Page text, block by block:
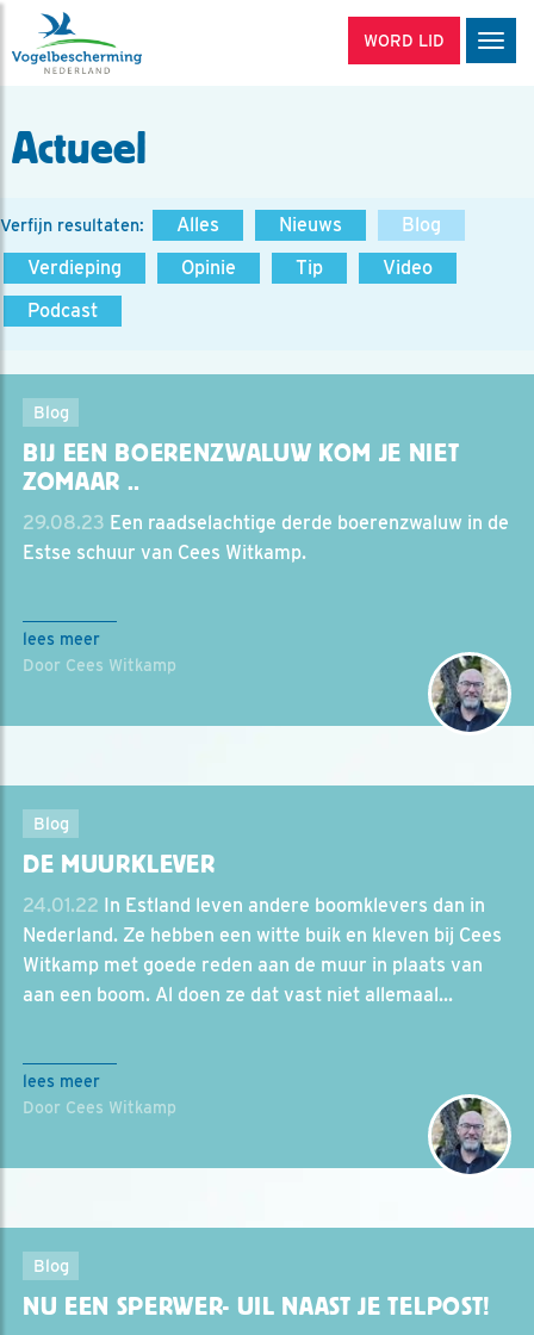
WORD LID
Actueel
Verfijn resultaten: Alles Nieuws
Blog
Verdieping
Opinie Tip
Video
Podcast
Blog
BIJ EEN BOERENZWALUW KOM JE NIET
ZOMAAR ..
29.08.23 Een raadselachtige derde boerenzwaluw in de
Estse schuur van Cees Witkamp.
lees meer
Door Cees Witkamp
Blog
DE MUURKLEVER
24.01.22 In Estland leven andere boomklevers dan in
Nederland. Ze hebben een witte buik en kleven bij Cees
Witkamp met goede reden aan de muur in plaats van
aan een boom. Al doen ze dat vast niet allemaal...
lees meer
Door Cees Witkamp
Blog
NU EEN SPERWER- UIL NAAST JE TELPOST!